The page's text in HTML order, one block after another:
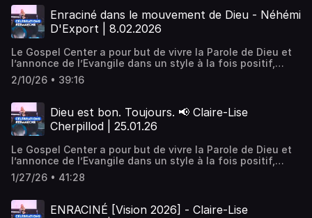
activités qui rejoignent la vie de tous les jours. Puissant,
en vivant la dimension de la guérison et du miraculeux.
Nous sommes une église désirant vivre la présence
puissance.
Enraciné dans le mouvement de Dieu - Néhémi
D'Export | 8.02.2026
Le Gospel Center a pour but de vivre la Parole de Dieu et
l’annonce de l’Evangile dans un style à la fois positif,
pratique et puissant. Positif, en encourageant un style de
vie chrétien qui motive, construit et développe les dons
activités qui rejoignent la vie de tous les jours. Puissant,
en vivant la dimension de la guérison et du miraculeux.
Nous sommes une église désirant vivre la présence
puissance.
2/10/26 • 39:16
Dieu est bon. Toujours. 📢 Claire-Lise
Cherpillod | 25.01.26
Le Gospel Center a pour but de vivre la Parole de Dieu et
l’annonce de l’Evangile dans un style à la fois positif,
pratique et puissant. Positif, en encourageant un style de
vie chrétien qui motive, construit et développe les dons
activités qui rejoignent la vie de tous les jours. Puissant,
1/27/26 • 41:28
ENRACINÉ [Vision 2026] - Claire-Lise